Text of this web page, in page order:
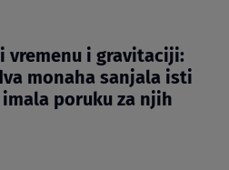
i gravitaciji:
monaha sanjala isti
poruku za njih